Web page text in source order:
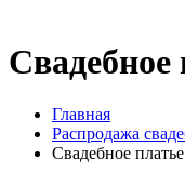
Свадебное
Главная
Распродажа
Свадебное